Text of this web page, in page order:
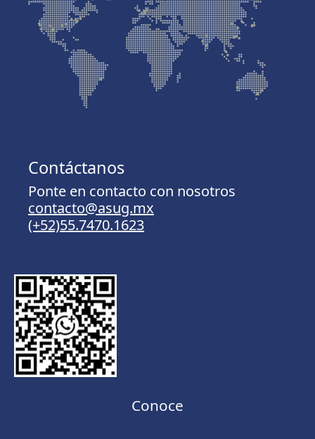
Contáctanos
Ponte en contacto con nosotros
contacto@asug.mx
(+52)55.7470.1623
Conoce